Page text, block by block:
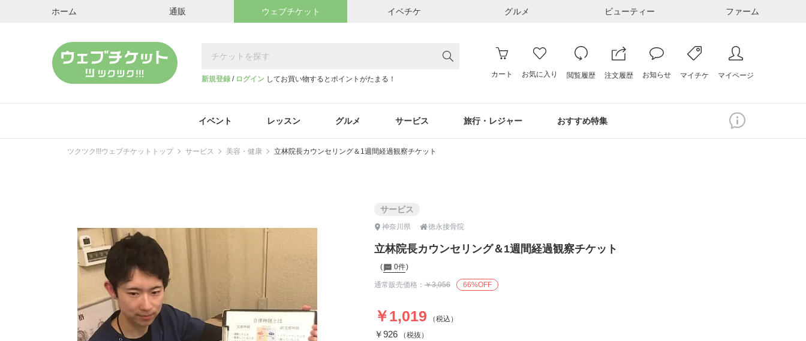
ホーム 通販 ウェブチケット イベチケ グルメ ビューティー ファーム
新規登録 / ログイン してお買い物するとポイントがたまる！
カート お気に入り 閲覧履歴 注文履歴 お知らせ マイチケ マイページ
イベント レッスン グルメ サービス 旅行・レジャー おすすめ特集
ツクツク!!!ウェブチケットトップ サービス 美容・健康 立林院長カウンセリング＆1週間経過観察チケット
サービス
神奈川県 徳永接骨院
立林院長カウンセリング＆1週間経過観察チケット
0件
通常販売価格： ￥3,056 66%OFF
￥1,019 （税込）
￥926 （税抜）